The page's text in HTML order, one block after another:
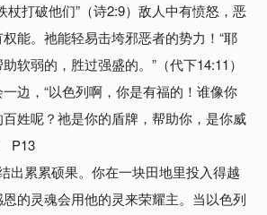
杖打破他们”（诗2:9）敌人中有愤怒，恶
能。祂能轻易击垮邪恶者的势力！“耶
软弱的，胜过强盛的。”（代下14:11）
边，“以色列啊，你是有福的！谁像你
姓呢？祂是你的盾牌，帮助你，是你威
P13
出累累硕果。你在一块田地里投入得越
的灵魂会用他的灵来荣耀主。当以色列